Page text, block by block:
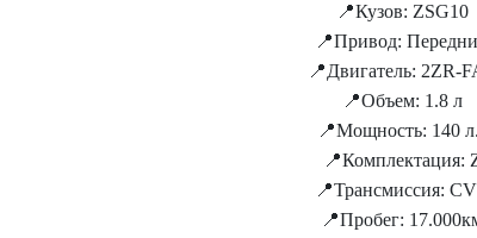
📍Кузов: ZSG10
📍Привод:
📍Двигатель: 2ZR-
📍Объем: 1.8 л
📍Мощность: 140
📍Комплектация:
📍Трансмиссия:
📍Пробег: